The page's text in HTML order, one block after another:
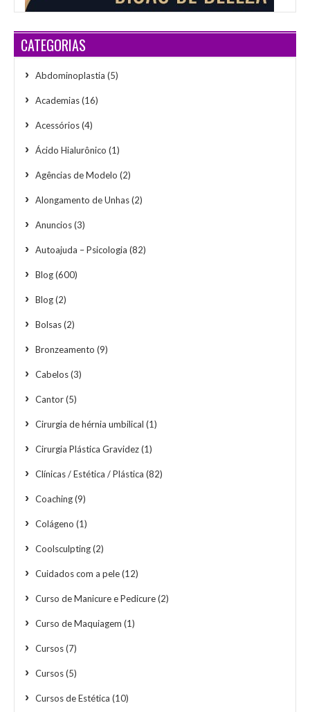
CATEGORIAS
Abdominoplastia (5)
Academias(16)
Acessórios(4)
Ácido Hialurônico (1)
Agências de Modelo (2)
Alongamento de Unhas(2)
Anuncios(3)
Autoajuda – Psicologia (82)
Blog(600)
Blog(2)
Bolsas(2)
Bronzeamento (9)
Cabelos(3)
Cantor(5)
Cirurgia de hérnia umbilical (1)
Cirurgia Plástica Gravidez(1)
Clínicas / Estética / Plástica (82)
Coaching(9)
Colágeno (1)
Coolsculpting(2)
Cuidados com a pele(12)
Curso de Manicure e Pedicure(2)
Curso de Maquiagem (1)
Cursos(7)
Cursos(5)
Cursos de Estética (10)